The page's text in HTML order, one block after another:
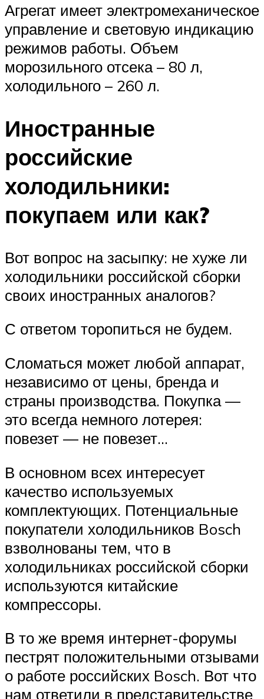
Агрегат имеет электромеханическое
управление и световую индикацию
режимов работы. Объем
морозильного отсека – 80 л,
холодильного – 260 л.
Иностранные
российские
холодильники:
покупаем или как?
Вот вопрос на засыпку: не хуже ли
холодильники российской сборки
своих иностранных аналогов?
С ответом торопиться не будем.
Сломаться может любой аппарат,
независимо от цены, бренда и
страны производства. Покупка —
это всегда немного лотерея:
повезет — не повезет…
В основном всех интересует
качество используемых
комплектующих. Потенциальные
покупатели холодильников Bosch
взволнованы тем, что в
холодильниках российской сборки
используются китайские
компрессоры.
В то же время интернет-форумы
пестрят положительными отзывами
о работе российских Bosch. Вот что
нам ответили в представительстве